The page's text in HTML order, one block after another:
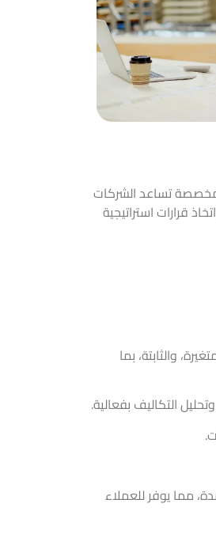
مخصصة تساعد الشركات
قرارات استراتيجية
والثابتة، بما
التكاليف بفعالية.
مما يوفر للعملاء